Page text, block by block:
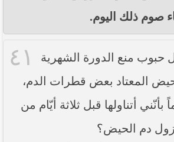
صوم ذلك اليوم.
٤١
حبوب منع الدورة الشهرية
المعتاد بعض قطرات الدم،
أتناولها قبل ثلاثة أيّام من
دم الحيض؟